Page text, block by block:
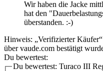
Wir haben die Jacke
hat den
überstanden. :-)
Hinweis: „Verifizierter
über vaude.com bestätigt
Du bewertest:
Du bewertest: Turaco III